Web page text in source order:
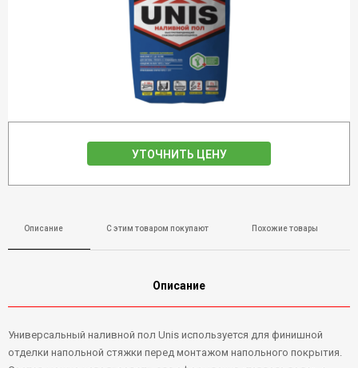
УТОЧНИТЬ ЦЕНУ
Описание С этим товаром покупают Похожие товары
Описание
Универсальный наливной пол Unis используется для финишной
отделки напольной стяжки перед монтажом напольного покрытия.